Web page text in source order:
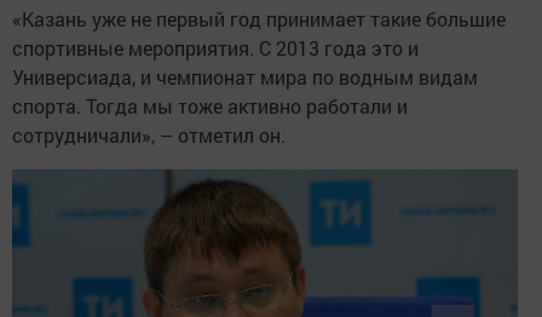
«Казань уже не первый год принимает такие большие
спортивные мероприятия. С 2013 года это и
Универсиада, и чемпионат мира по водным видам
спорта. Тогда мы тоже активно работали и
сотрудничали», – отметил он.